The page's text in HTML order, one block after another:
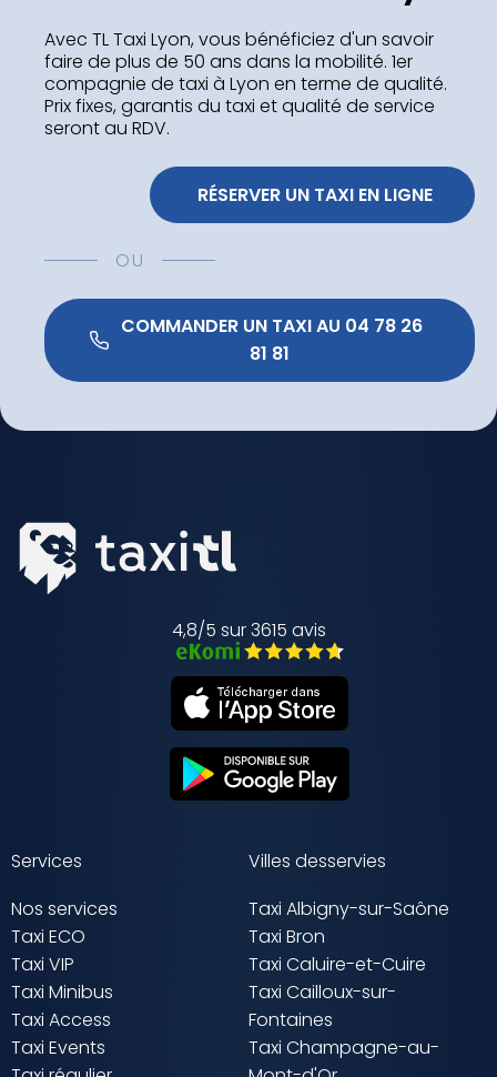
Avec TL Taxi Lyon, vous bénéficiez d'un savoir
faire de plus de 50 ans dans la mobilité. 1er
compagnie de taxi à Lyon en terme de qualité.
Prix fixes, garantis du taxi et qualité de service
seront au RDV.
RÉSERVER UN TAXI EN LIGNE
OU
COMMANDER UN TAXI AU 04 78 26
4,8/5 sur 3615 avis
Services
Nos services
Taxi ECO
Taxi VIP
Taxi Minibus
Taxi Access
Taxi Events
Villes desservies
Taxi Albigny-sur-Saône
Taxi Bron
Taxi Caluire-et-Cuire
Taxi Cailloux-sur-
Fontaines
Taxi Champagne-au-